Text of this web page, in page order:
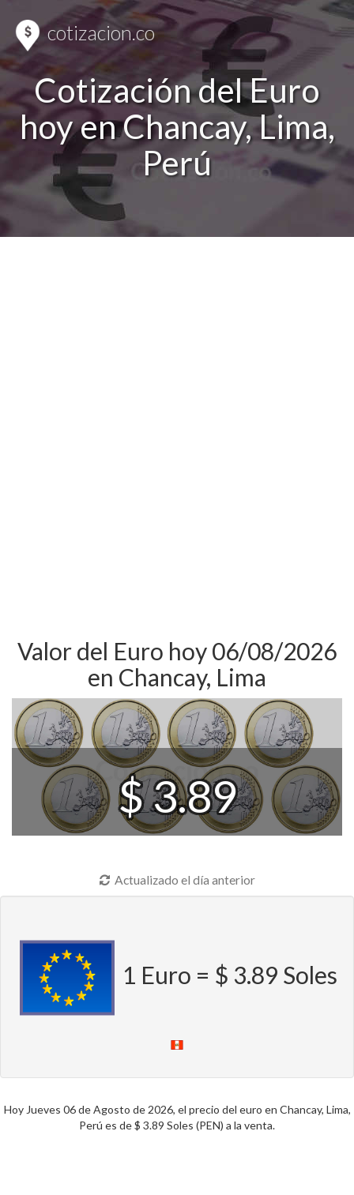
cotizacion.co
Cotización del Euro
hoy en Chancay, Lima,
Perú
Valor del Euro hoy 06/08/2026
en Chancay, Lima
$ 3.89
Actualizado el día anterior
1 Euro = $ 3.89 Soles
Hoy Jueves 06 de Agosto de 2026, el precio del euro en Chancay, Lima,
Perú es de $ 3.89 Soles (PEN) a la venta.